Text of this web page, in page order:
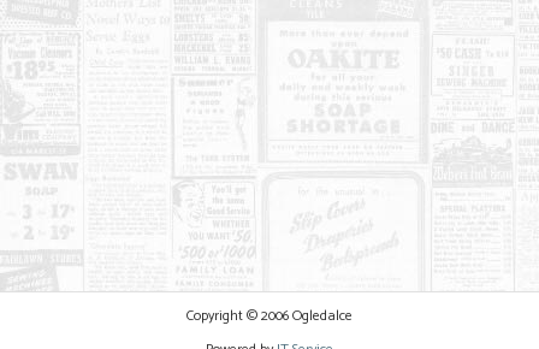
Copyright © 2006 Ogledalce